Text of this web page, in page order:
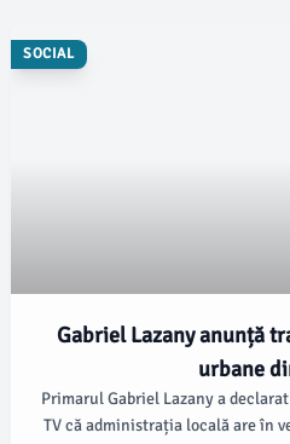
SOCIAL
Gabriel Lazany anunță
urbane
Primarul Gabriel Lazany a
TV că administrația locală are în